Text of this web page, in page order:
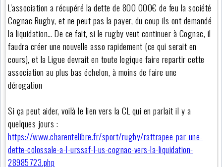
L'association a récupéré la dette de 800 000€ de feu la société
Cognac Rugby, et ne peut pas la payer, du coup ils ont demandé
la liquidation… De ce fait, si le rugby veut continuer à Cognac, il
faudra créer une nouvelle asso rapidement (ce qui serait en
cours), et la Ligue devrait en toute logique faire repartir cette
association au plus bas échelon, à moins de faire une
dérogation
Si ça peut aider, voilà le lien vers la CL qui en parlait il y a
quelques jours :
https://www.charentelibre.fr/sport/rugby/rattrapee-par-une-
dette-colossale-a-l-urssaf-l-us-cognac-vers-la-liquidation-
28985723.php